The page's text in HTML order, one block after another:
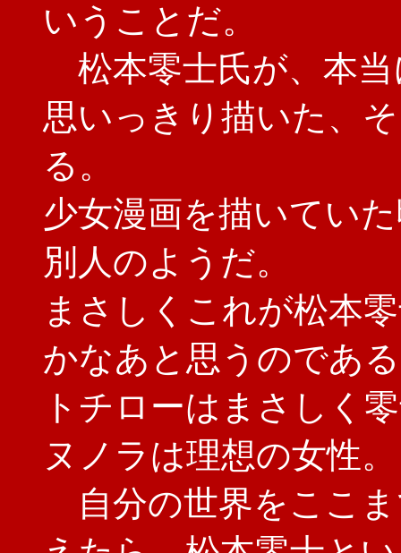
いうことだ。
松本零士氏が、本
思いっきり描いた、
る。
少女漫画を描いてい
別人のようだ。
まさしくこれが松本
かなあと思うのであ
トチローはまさしく
ヌノラは理想の女性。
自分の世界をここ